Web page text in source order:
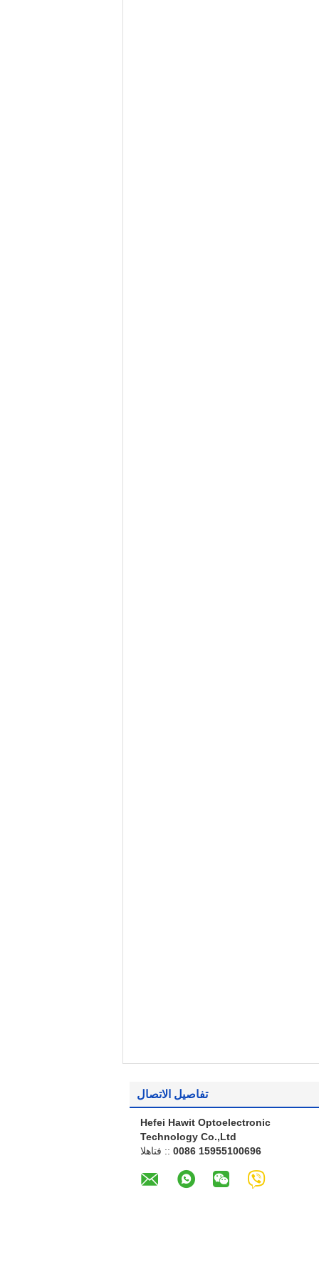
تفاصيل الاتصال
Hefei Hawit Optoelectronic
Technology Co.,Ltd
الهاتف :: 0086 15955100696